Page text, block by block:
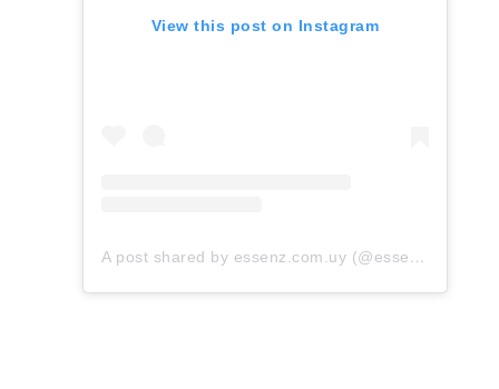
View this post on Instagram
A post shared by essenz.com.uy (@essenz.com.uy)